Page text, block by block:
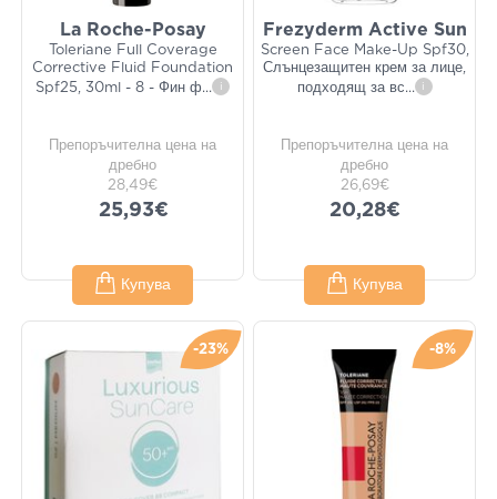
La Roche-Posay
Toleriane Full Coverage
Corrective Fluid Foundation
Spf25, 30ml - 8 - Фин ф... i
Препоръчителна цена на
дребно
28,49€
25,93€
Купува
Frezyderm Active Sun
Screen Face Make-Up Spf30,
Слънцезащитен крем за лице,
подходящ за вс... i
Препоръчителна цена на
дребно
26,69€
20,28€
Купува
-23% -8%